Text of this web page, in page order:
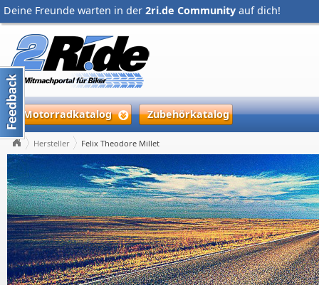
Deine Freunde warten in der 2ri.de Community auf dich!
Motorradkatalog Zubehörkatalog
Hersteller Felix Theodore Millet